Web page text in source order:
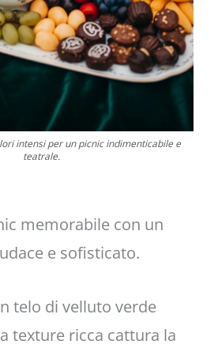
intensi per un picnic indimenticabile e
teatrale.
memorabile con un
e sofisticato.
telo di velluto verde
texture ricca cattura la